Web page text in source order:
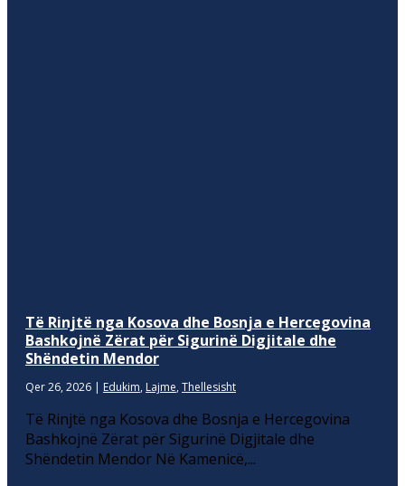
Të Rinjtë nga Kosova dhe Bosnja e Hercegovina
Bashkojnë Zërat për Sigurinë Digjitale dhe
Shëndetin Mendor
Qer 26, 2026 | Edukim, Lajme, Thellesisht
Të Rinjtë nga Kosova dhe Bosnja e Hercegovina
Bashkojnë Zërat për Sigurinë Digjitale dhe
Shëndetin Mendor Në Kamenicë,...